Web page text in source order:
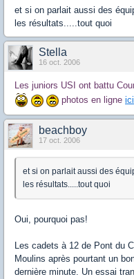
et si on parlait aussi des
les résultats.....tout quoi
Stella
16 oct. 2006
Les juniors USI ont battu
photos en ligne ici
beachboy
17 oct. 2006
et si on parlait aussi des
les résultats.....tout quoi
Oui, pourquoi pas!
Les cadets à 12 de Pont du
Moulins après pourtant un
dernière minute. Un essai